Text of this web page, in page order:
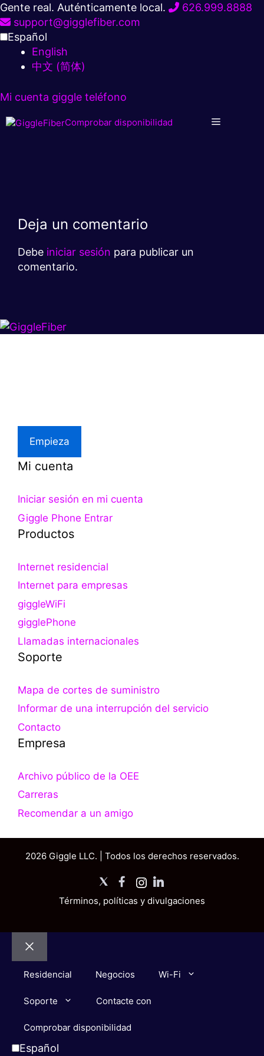
Ir
al
contenido
Gente real. Auténticamente local.
626.999.8888
support@gigglefiber.com
Español
English
中文 (简体)
Mi cuenta giggle teléfono
Comprobar disponibilidad
Deja un comentario
Debe iniciar sesión para publicar un
comentario.
Empieza
Mi cuenta
Iniciar sesión en mi cuenta
Giggle Phone Entrar
Productos
Internet residencial
Internet para empresas
giggleWiFi
gigglePhone
Llamadas internacionales
Soporte
Mapa de cortes de suministro
Informar de una interrupción del servicio
Contacto
Empresa
Archivo público de la OEE
Carreras
Recomendar a un amigo
2026 Giggle LLC. | Todos los derechos reservados.
X Facebook
Instagram
LinkedIn
Términos, políticas y divulgaciones
Cerrar
Residencial Negocios Wi-Fi
Soporte Contacte con
Comprobar disponibilidad
Español